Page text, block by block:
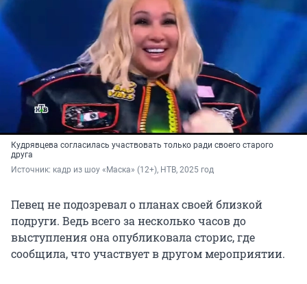
Кудрявцева согласилась участвовать только ради своего старого
друга
Источник: кадр из шоу «Маска» (12+), НТВ, 2025 год
Певец не подозревал о планах своей близкой
подруги. Ведь всего за несколько часов до
выступления она опубликовала сторис, где
сообщила, что участвует в другом мероприятии.